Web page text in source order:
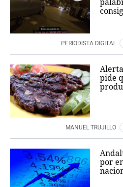
PERIODISTA DIGITAL
pide
MANUEL TRUJILLO
por